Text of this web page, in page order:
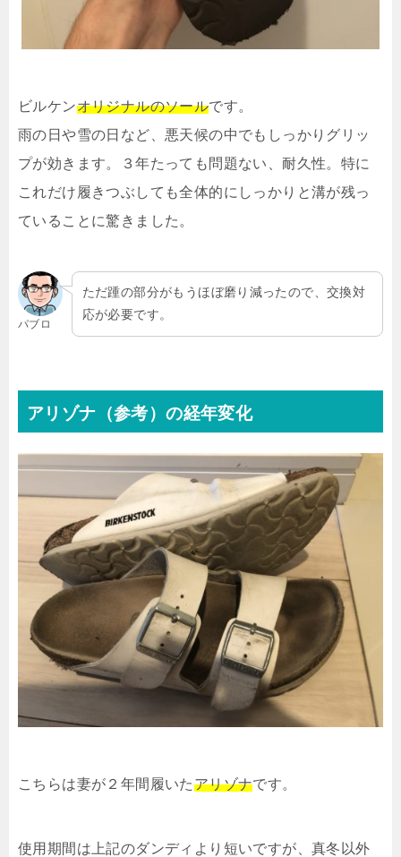
ビルケンオリジナルのソールです。
雨の日や雪の日など、悪天候の中でもしっかりグリッ
プが効きます。３年たっても問題ない、耐久性。特に
これだけ履きつぶしても全体的にしっかりと溝が残っ
ていることに驚きました。
パブロ
ただ踵の部分がもうほぼ磨り減ったので、交換対
応が必要です。
アリゾナ（参考）の経年変化
こちらは妻が２年間履いたアリゾナです。
使用期間は上記のダンディより短いですが、真冬以外